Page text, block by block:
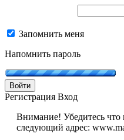
Запомнить меня
Напомнить пароль
Войти
Регистрация Вход
Внимание! Убедитесь что
следующий адрес: